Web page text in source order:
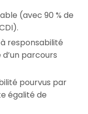
(avec 90 % de
responsabilité
parcours
pourvus par
égalité de